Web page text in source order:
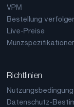
VPM
Bestellung
Live-Preise
Richtlinien
Datenschutz-